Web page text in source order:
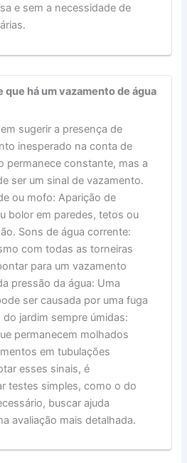
e sem a necessidade de
que há um vazamento de água
sugerir a presença de
inesperado na conta de
permanece constante, mas a
ser um sinal de vazamento.
ou mofo: Aparição de
bolor em paredes, tetos ou
Sons de água corrente:
com todas as torneiras
para um vazamento
pressão da água: Uma
ser causada por uma fuga
jardim sempre úmidas:
permanecem molhados
em tubulações
esses sinais, é
testes simples, como o do
buscar ajuda
avaliação mais detalhada.